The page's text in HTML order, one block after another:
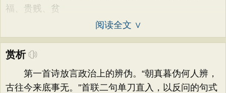
福、贵贱、贫
阅读全文 ∨
赏析
第一首诗放言政治上的辨伪。“朝真暮伪何人辨，
古往今来底事无。”首联二句单刀直入，以反问的句式